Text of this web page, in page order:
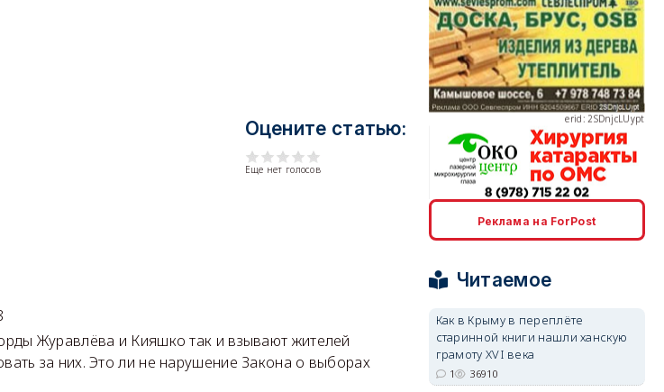
Оцените статью:
Еще нет голосов
Журавлёва и Кияшко так и взывают жителей
за них. Это ли не нарушение Закона о выборах
erid: 2SDnjcLUypt
erid: 2SDnjdPjgYS
Реклама на ForPost
Читаемое
Как в Крыму в переплёте
старинной книги нашли ханскую
грамоту XVI века
1 36910